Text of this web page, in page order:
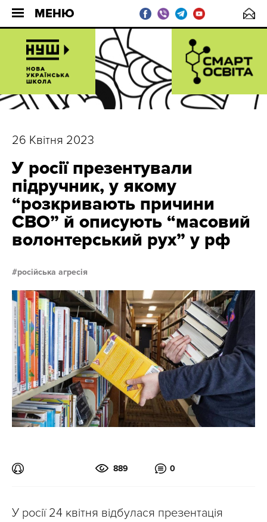
МЕНЮ
26 Квітня 2023
У росії презентували
підручник, у якому
“розкривають причини
СВО” й описують “масовий
волонтерський рух” у рф
російська агресія
889 0
У росії 24 квітня відбулася презентація